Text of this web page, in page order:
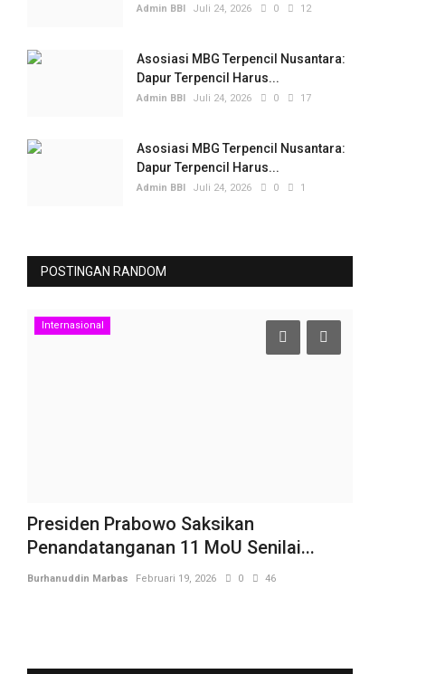
Admin BBI Juli 24, 2026 0 12
Asosiasi MBG Terpencil Nusantara:
Dapur Terpencil Harus...
Admin BBI Juli 24, 2026 0 17
Asosiasi MBG Terpencil Nusantara:
Dapur Terpencil Harus...
Admin BBI Juli 24, 2026 0 1
POSTINGAN RANDOM
Internasional
Presiden Prabowo Saksikan
Penandatanganan 11 MoU Senilai...
Burhanuddin Marbas Februari 19, 2026 0 46